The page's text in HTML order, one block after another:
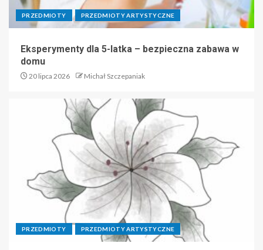
PRZEDMIOTY PRZEDMIOTY ARTYSTYCZNE
Eksperymenty dla 5-latka – bezpieczna zabawa w
domu
20 lipca 2026 Michał Szczepaniak
PRZEDMIOTY PRZEDMIOTY ARTYSTYCZNE